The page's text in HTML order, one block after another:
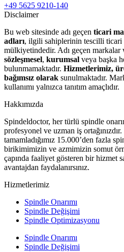
+49 5625 9210-140
Disclaimer
Bu web sitesinde adı geçen ticari
adları, ilgili sahiplerinin tescilli ticari
mülkiyetindedir. Adı geçen
sözleşmesel, kurumsal veya başka
bulunmamaktadır. Hizmetlerimiz,
bağımsız olarak sunulmaktadır.
kullanımı yalnızca tanıtım amaçlıdır.
Hakkımızda
Spindeldoctor, her türlü spindle
profesyonel ve uzman iş
tamamladığımız 15.000’den fazla
birikimimizin ve azmimizin somut
çapında faaliyet gösteren bir hizmet
avantajdan faydalanırsınız.
Hizmetlerimiz
Spindle Onarımı
Spindle Değişimi
Spindle Optimizasyonu
Spindle Onarımı
Spindle Değişimi